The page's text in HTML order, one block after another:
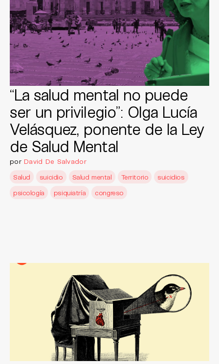
“La salud mental no puede
ser un privilegio”: Olga Lucía
Velásquez, ponente de la Ley
de Salud Mental
por David De Salvador
Salud
suicidio Salud mental Territorio
suicidios
psicología
psiquiatría congreso